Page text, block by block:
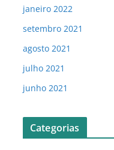
janeiro 2022
setembro 2021
agosto 2021
julho 2021
junho 2021
Categorias